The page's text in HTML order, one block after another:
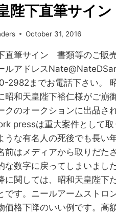
陛下直筆サイン
October 31, 2016
直筆サイン 書類等のご販
ルアドレス
2982までお電話下さい。
昭和天皇陛下裕仁様がご崩
クのオークションに出品さ
pressは重大案件として
うな有名人の死後でも長い
前はメディアから取りだた
な数字に戻ってしまいまし
に関しては、昭和天皇陛下
です。ニールアームストロ
価格下降のいい例です。高